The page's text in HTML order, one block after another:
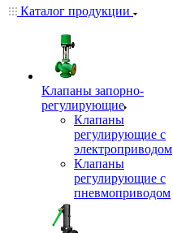
Каталог продукции
Клапаны запорно-
регулирующие
Клапаны
регулирующие с
электроприводом
Клапаны
регулирующие с
пневмоприводом